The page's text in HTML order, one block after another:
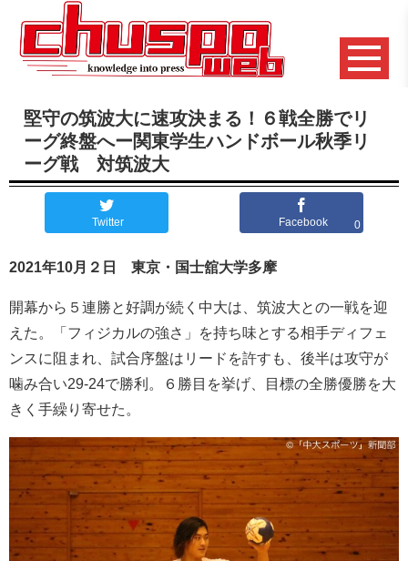
堅守の筑波大に速攻決まる！６戦全勝でリ
ーグ終盤へー関東学生ハンドボール秋季リ
ーグ戦 対筑波大
Twitter Facebook 0
2021年10月２日 東京・国士舘大学多摩
開幕から５連勝と好調が続く中大は、筑波大との一戦を迎
えた。「フィジカルの強さ」を持ち味とする相手ディフェ
ンスに阻まれ、試合序盤はリードを許すも、後半は攻守が
噛み合い29-24で勝利。６勝目を挙げ、目標の全勝優勝を大
きく手繰り寄せた。